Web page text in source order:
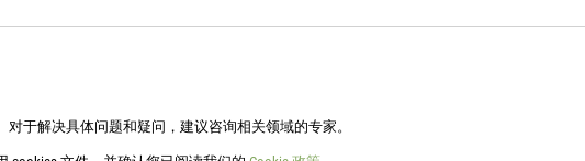
于解决具体问题和疑问，建议咨询相关领域的专家。